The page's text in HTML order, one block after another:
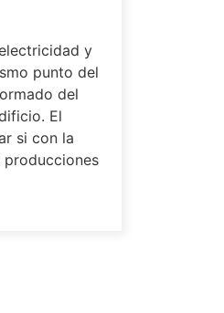
y
punto del
del
El
si con la